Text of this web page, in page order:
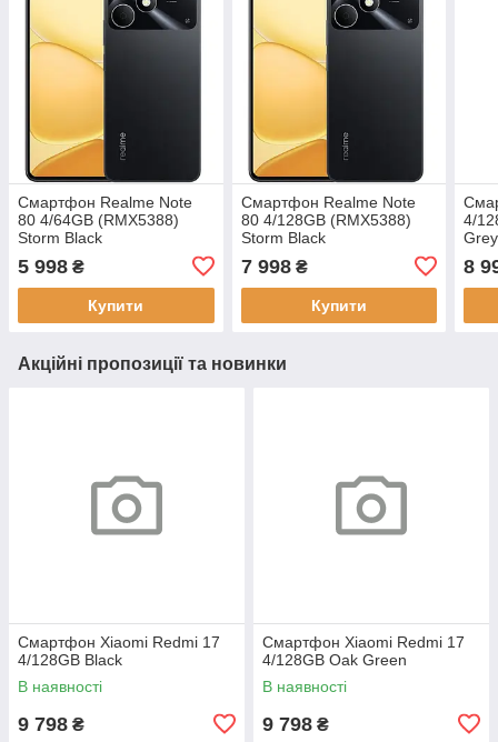
Смартфон Realme Note
80 4/64GB (RMX5388)
Storm Black
5 998 ₴
Купити
Смартфон Realme Note
80 4/128GB (RMX5388)
Storm Black
7 998₴
Купити
4/
Grey
8
Акційні пропозиції та новинки
Смартфон Xiaomi Redmi 17
4/128GB Black
В наявності
9 798 ₴
Смартфон Xiaomi Redmi 17
4/128GB Oak Green
В наявності
9 798 ₴